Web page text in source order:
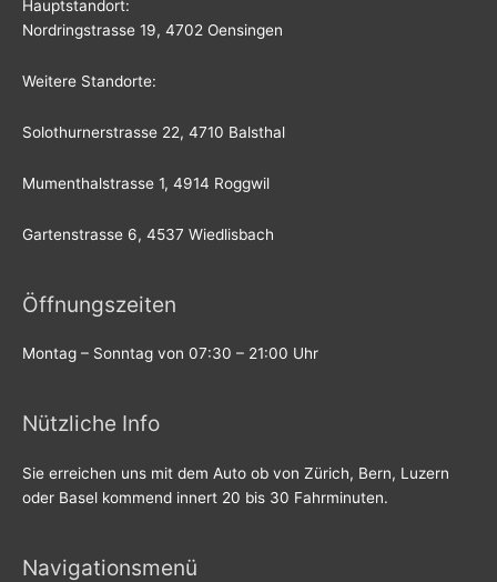
Hauptstandort:
Nordringstrasse 19, 4702 Oensingen
Weitere Standorte:
Solothurnerstrasse 22, 4710 Balsthal
Mumenthalstrasse 1, 4914 Roggwil
Gartenstrasse 6, 4537 Wiedlisbach
Öffnungszeiten
Montag – Sonntag von 07:30 – 21:00 Uhr
Nützliche Info
Sie erreichen uns mit dem Auto ob von Zürich, Bern, Luzern
oder Basel kommend innert 20 bis 30 Fahrminuten.
Navigationsmenü